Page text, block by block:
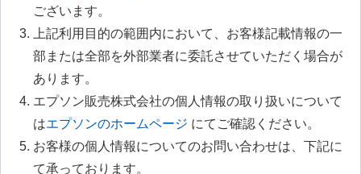
ございます。
上記利用目的の範囲内において、お客様記載情報の一
部または全部を外部業者に委託させていただく場合が
あります。
エプソン販売株式会社の個人情報の取り扱いについて
はエプソンのホームページ にてご確認ください。
お客様の個人情報についてのお問い合わせは、下記に
て承っております。